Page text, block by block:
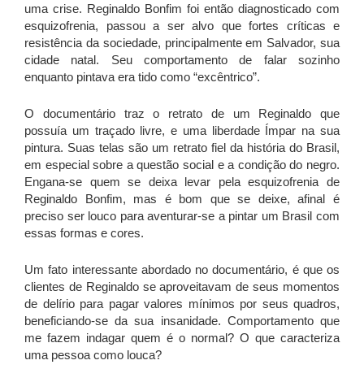
uma crise. Reginaldo Bonfim foi então diagnosticado com
esquizofrenia, passou a ser alvo que fortes críticas e
resistência da sociedade, principalmente em Salvador, sua
cidade natal. Seu comportamento de falar sozinho
enquanto pintava era tido como “excêntrico”.
O documentário traz o retrato de um Reginaldo que
possuía um traçado livre, e uma liberdade Ímpar na sua
pintura. Suas telas são um retrato fiel da história do Brasil,
em especial sobre a questão social e a condição do negro.
Engana-se quem se deixa levar pela esquizofrenia de
Reginaldo Bonfim, mas é bom que se deixe, afinal é
preciso ser louco para aventurar-se a pintar um Brasil com
essas formas e cores.
Um fato interessante abordado no documentário, é que os
clientes de Reginaldo se aproveitavam de seus momentos
de delírio para pagar valores mínimos por seus quadros,
beneficiando-se da sua insanidade. Comportamento que
me fazem indagar quem é o normal? O que caracteriza
uma pessoa como louca?